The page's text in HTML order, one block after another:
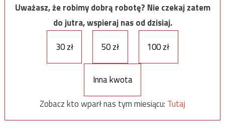
Uważasz, że robimy dobrą robotę? Nie czekaj zatem
do jutra, wspieraj nas od dzisiaj.
30 zł
50 zł 100 zł
Inna kwota
Zobacz kto wparł nas tym miesiącu: Tutaj